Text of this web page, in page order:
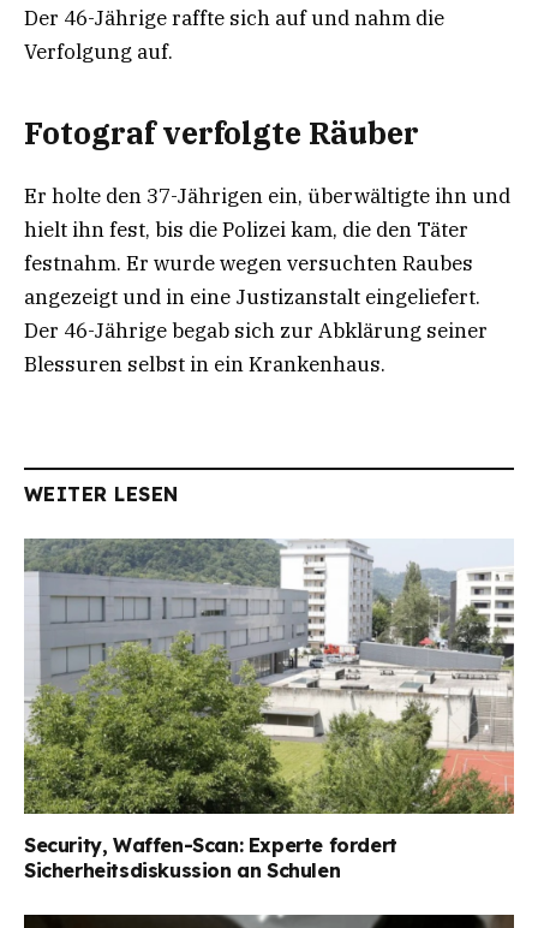
Der 46-Jährige raffte sich auf und nahm die
Verfolgung auf.
Fotograf verfolgte Räuber
Er holte den 37-Jährigen ein, überwältigte ihn und
hielt ihn fest, bis die Polizei kam, die den Täter
festnahm. Er wurde wegen versuchten Raubes
angezeigt und in eine Justizanstalt eingeliefert.
Der 46-Jährige begab sich zur Abklärung seiner
Blessuren selbst in ein Krankenhaus.
WEITER LESEN
Security, Waffen-Scan: Experte fordert
Sicherheitsdiskussion an Schulen